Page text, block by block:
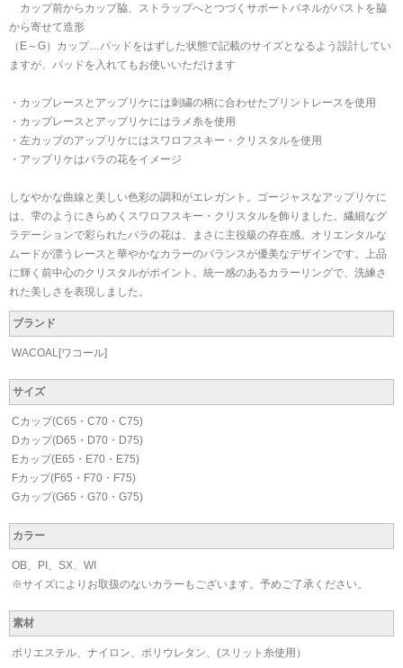
カップ前からカップ脇、ストラップへとつづくサポートパネルがバストを脇
から寄せて造形
（E～G）カップ…パッドをはずした状態で記載のサイズとなるよう設計してい
ますが、パッドを入れてもお使いいただけます
・カップレースとアップリケには刺繍の柄に合わせたプリントレースを使用
・カップレースとアップリケにはラメ糸を使用
・左カップのアップリケにはスワロフスキー・クリスタルを使用
・アップリケはバラの花をイメージ
しなやかな曲線と美しい色彩の調和がエレガント。ゴージャスなアップリケに
は、雫のようにきらめくスワロフスキー・クリスタルを飾りました。繊細なグ
ラデーションで彩られたバラの花は、まさに主役級の存在感。オリエンタルな
ムードが漂うレースと華やかなカラーのバランスが優美なデザインです。上品
に輝く前中心のクリスタルがポイント。統一感のあるカラーリングで、洗練さ
れた美しさを表現しました。
ブランド
WACOAL[ワコール]
サイズ
Cカップ(C65・C70・C75)
Dカップ(D65・D70・D75)
Eカップ(E65・E70・E75)
Fカップ(F65・F70・F75)
Gカップ(G65・G70・G75)
カラー
OB、PI、SX、WI
※サイズによりお取扱のないカラーもございます。予めご了承ください。
素材
ポリエステル、ナイロン、ポリウレタン、(スリット糸使用）